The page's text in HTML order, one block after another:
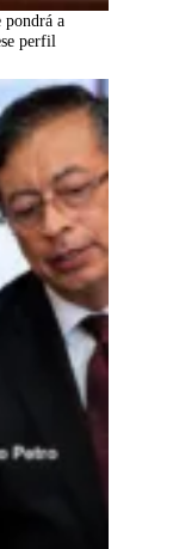
pondrá a
perfil